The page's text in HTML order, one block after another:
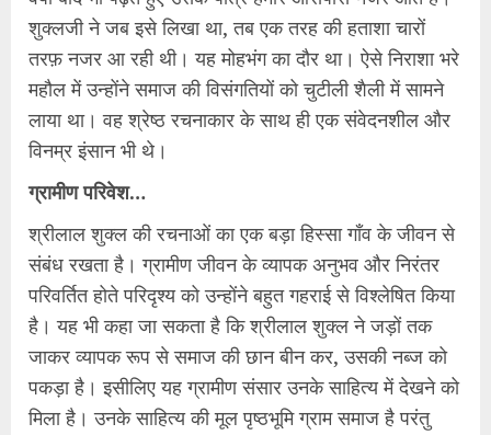
शुक्लजी ने जब इसे लिखा था, तब एक तरह की हताशा चारों
तरफ़ नजर आ रही थी। यह मोहभंग का दौर था। ऐसे निराशा भरे
महौल में उन्होंने समाज की विसंगतियों को चुटीली शैली में सामने
लाया था। वह श्रेष्ठ रचनाकार के साथ ही एक संवेदनशील और
विनम्र इंसान भी थे।
ग्रामीण परिवेश…
श्रीलाल शुक्ल की रचनाओं का एक बड़ा हिस्सा गाँव के जीवन से
संबंध रखता है। ग्रामीण जीवन के व्यापक अनुभव और निरंतर
परिवर्तित होते परिदृश्‍य को उन्होंने बहुत गहराई से विश्‍लेषित किया
है। यह भी कहा जा सकता है कि श्रीलाल शुक्ल ने जड़ों तक
जाकर व्यापक रूप से समाज की छान बीन कर, उसकी नब्ज को
पकड़ा है। इसीलिए यह ग्रामीण संसार उनके साहित्य में देखने को
मिला है। उनके साहित्य की मूल पृष्‍ठभूमि ग्राम समाज है परंतु